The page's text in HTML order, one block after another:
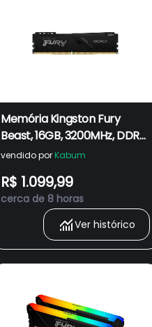
Memória Kingston Fury
Beast, 16GB, 3200MHz, DDR4,
CL16, Preto - KF432C16BB1/16
vendido por Kabum
R$ 1.099,99
cerca de 8 horas
Ver histórico